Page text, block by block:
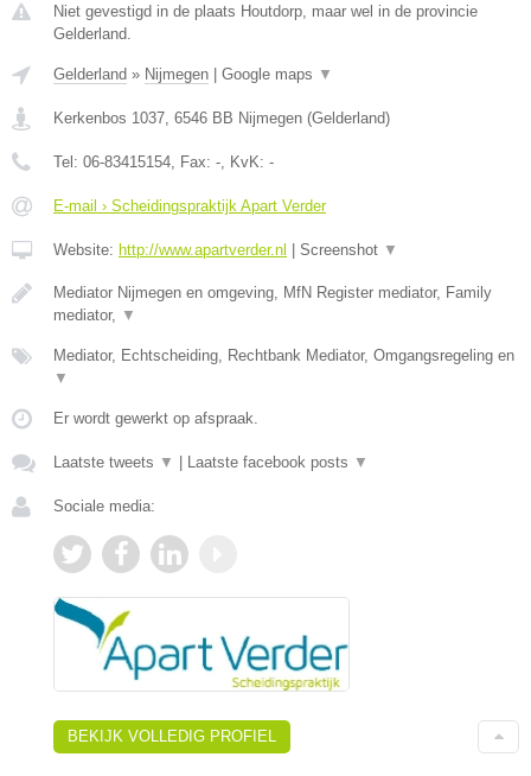
Niet gevestigd in de plaats Houtdorp, maar wel in de provincie
Gelderland.
Gelderland » Nijmegen | Google maps ▼
Kerkenbos 1037 6546 BB Nijmegen (Gelderland)
Tel: 06-83415154 , Fax: - , KvK: -
E-mail › Scheidingspraktijk Apart Verder
Website: http://www.apartverder.nl | Screenshot ▼
Mediator Nijmegen en omgeving, MfN Register mediator, Family
mediator,
▼
Mediator, Echtscheiding, Rechtbank Mediator, Omgangsregeling en
▼
Er wordt gewerkt op afspraak.
Laatste tweets ▼ | Laatste facebook posts ▼
Sociale media:
BEKIJK VOLLEDIG PROFIEL